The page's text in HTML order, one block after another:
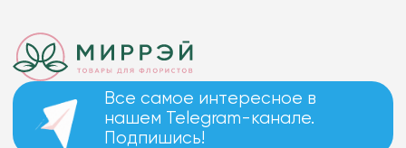
Все самое интересное в
нашем Telegram-канале.
Подпишись!